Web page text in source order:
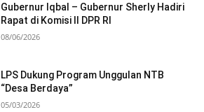
Gubernur Iqbal – Gubernur Sherly Hadiri
Rapat di Komisi II DPR RI
08/06/2026
LPS Dukung Program Unggulan NTB
“Desa Berdaya”
05/03/2026